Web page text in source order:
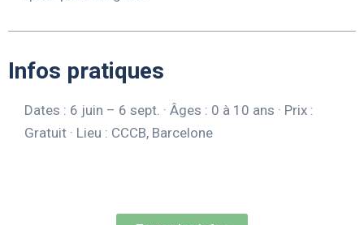
Infos pratiques
Dates : 6 juin – 6 sept. · Âges : 0 à 10 ans · Prix :
Gratuit · Lieu : CCCB, Barcelone